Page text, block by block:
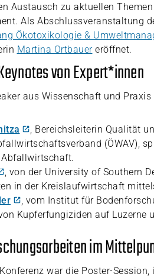
Austausch zu aktuellen
Als Abschlussveranstaltung
Ökotoxikologie &
Martina Ortbauereröffnet.
von Expert*innen
aus Wissenschaft und
, Bereichsleiterin Qualität
(ÖWAV),
, von der University of Southern
in der Kreislaufwirtschaft
, vom Institut für
Kupferfungiziden auf Luzerne
im
war die Poster-